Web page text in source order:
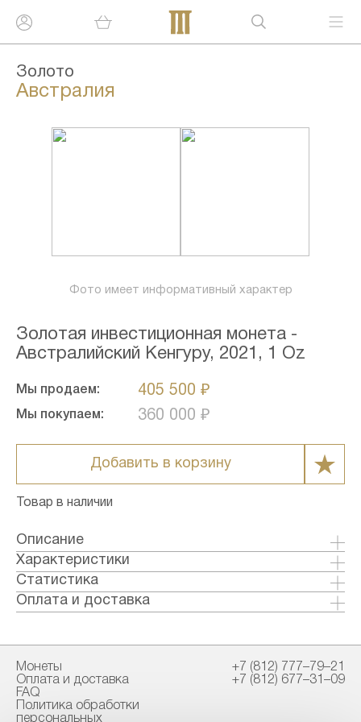
Золото
Австралия
Фото имеет информативный характер
Золотая инвестиционная монета -
Австралийский Кенгуру, 2021, 1 Oz
Мы продаем: 405 500 ₽
Мы покупаем: 360 000 ₽
Добавить в корзину
Товар в наличии
Описание
Золотые инвестиционные монеты "Кенгуру" -
это дань уважения самому узнаваемому
животному Австралии. Монета Золотой
Кенгуру 2021 года с изображением
инвесторам, так и коллекционерам за
содержание чистого золота 0,9999 единиц и
потрясающему дизайну.
Характеристики
Металл: Золото
Страна: Австралия
Годы выпуска: 2021
Проба: 9999
Вес общий гр.: 31.1
Вес чистый гр.: 31.1
Статистика
Оплата и доставка
Наличными в офисе
Способы доставки:
Монеты
Оплата и доставка
FAQ
Политика обработки
персональных
+7 (812) 777–79–21
+7 (812) 677–31–09